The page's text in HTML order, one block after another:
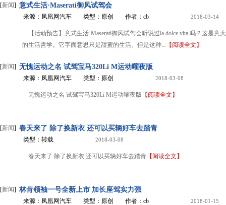
[新闻] 意式生活·Maserati御风试驾会
来源：凤凰网汽车 类型：原创 作者：cb 2018-03-14
【活动预告】意式生活·Maserati御风试驾会听说过la dolce vita.吗？这是意
的生活哲学。它字面意思只是甜蜜的生活。但是这种... 【阅读全文】
[新闻] 无愧运动之名 试驾宝马320Li M运动曜夜版
来源：凤凰网汽车 类型：原创 2018-03-08
无愧运动之名 试驾宝马320Li M运动曜夜版 【阅读全文】
[新闻] 春天来了 除了换新衣 还可以买辆好车去踏青
类型：转载 2018-03-08
春天来了 除了换新衣 还可以买辆好车去踏青 【阅读全文】
[新闻] 林肯领袖一号全新上市 加长座驾实力强
来源：凤凰网汽车 类型：原创 作者：cb 2018-01-15